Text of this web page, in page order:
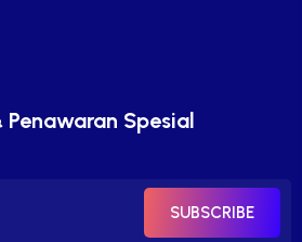
Spesial
SUBSCRIBE